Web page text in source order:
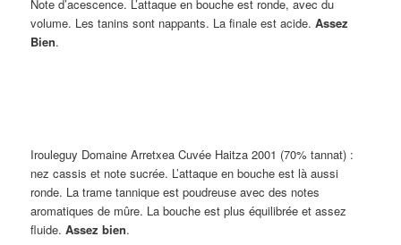
Note d’acescence. L’attaque en bouche est ronde, avec du
volume. Les tanins sont nappants. La finale est acide.Assez
Bien.
Irouleguy Domaine Arretxea Cuvée Haitza 2001 (70% tannat) :
nez cassis et note sucrée. L’attaque en bouche est là aussi
ronde. La trame tannique est poudreuse avec des notes
aromatiques de mûre. La bouche est plus équilibrée et assez
fluide.Assez bien.